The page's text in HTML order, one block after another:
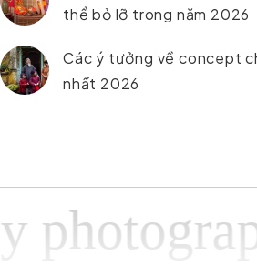
thể bỏ lỡ trong năm 2026
Các ý tưởng về concept
nhất 2026